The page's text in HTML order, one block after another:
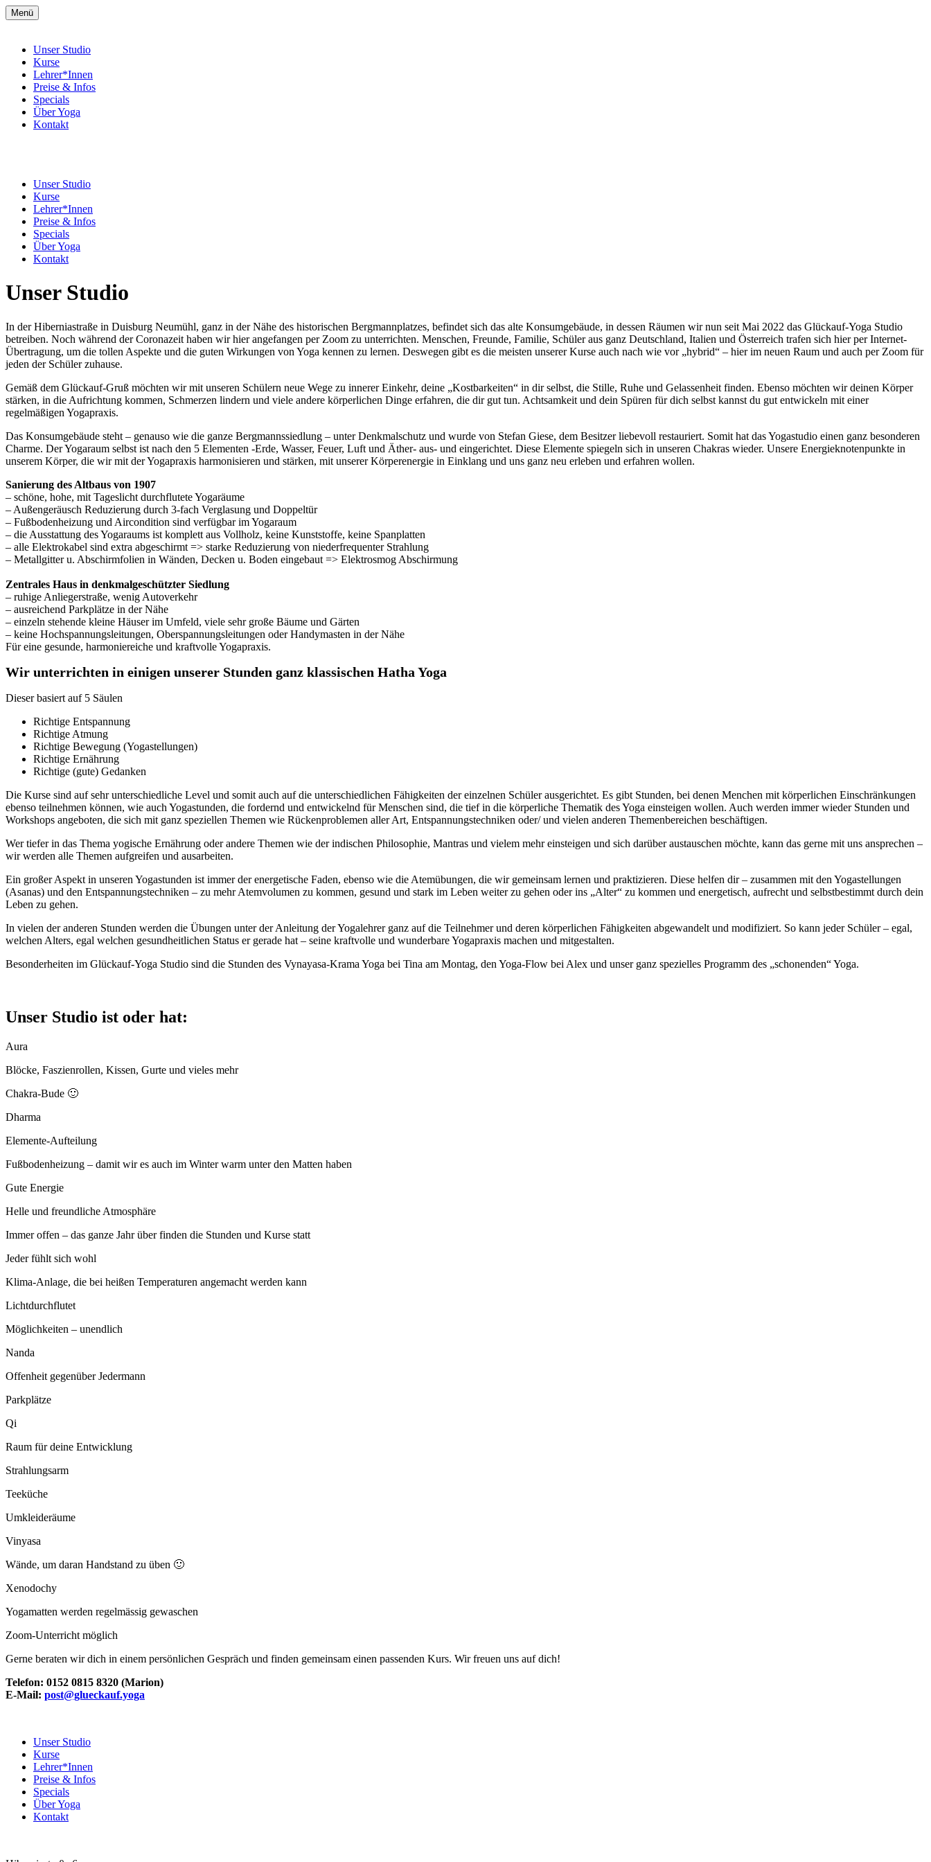
Menü
Unser Studio
Kurse
Lehrer*Innen
Preise & Infos
Specials
Über Yoga
Kontakt
Unser Studio
Kurse
Lehrer*Innen
Preise & Infos
Specials
Über Yoga
Kontakt
Unser Studio
In der Hiberniastraße in Duisburg Neumühl, ganz in der Nähe des historischen Bergmannplatzes, befindet sich das alte Konsumgebäude, in dessen Räumen wir nun seit Mai 2022 das Glückauf-Yoga Studio
betreiben. Noch während der Coronazeit haben wir hier angefangen per Zoom zu unterrichten. Menschen, Freunde, Familie, Schüler aus ganz Deutschland, Italien und Österreich trafen sich hier per Internet-
Übertragung, um die tollen Aspekte und die guten Wirkungen von Yoga kennen zu lernen. Deswegen gibt es die meisten unserer Kurse auch nach wie vor „hybrid“ – hier im neuen Raum und auch per Zoom für
jeden der Schüler zuhause.
Gemäß dem Glückauf-Gruß möchten wir mit unseren Schülern neue Wege zu innerer Einkehr, deine „Kostbarkeiten“ in dir selbst, die Stille, Ruhe und Gelassenheit finden. Ebenso möchten wir deinen Körper
stärken, in die Aufrichtung kommen, Schmerzen lindern und viele andere körperlichen Dinge erfahren, die dir gut tun. Achtsamkeit und dein Spüren für dich selbst kannst du gut entwickeln mit einer
regelmäßigen Yogapraxis.
Das Konsumgebäude steht – genauso wie die ganze Bergmannssiedlung – unter Denkmalschutz und wurde von Stefan Giese, dem Besitzer liebevoll restauriert. Somit hat das Yogastudio einen ganz besonderen
Charme. Der Yogaraum selbst ist nach den 5 Elementen -Erde, Wasser, Feuer, Luft und Äther- aus- und eingerichtet. Diese Elemente spiegeln sich in unseren Chakras wieder. Unsere Energieknotenpunkte in
unserem Körper, die wir mit der Yogapraxis harmonisieren und stärken, mit unserer Körperenergie in Einklang und uns ganz neu erleben und erfahren wollen.
Sanierung des Altbaus von 1907
– schöne, hohe, mit Tageslicht durchflutete Yogaräume
– Außengeräusch Reduzierung durch 3-fach Verglasung und Doppeltür
– Fußbodenheizung und Aircondition sind verfügbar im Yogaraum
– die Ausstattung des Yogaraums ist komplett aus Vollholz, keine Kunststoffe, keine Spanplatten
– alle Elektrokabel sind extra abgeschirmt => starke Reduzierung von niederfrequenter Strahlung
– Metallgitter u. Abschirmfolien in Wänden, Decken u. Boden eingebaut => Elektrosmog Abschirmung
Zentrales Haus in denkmalgeschützter Siedlung
– ruhige Anliegerstraße, wenig Autoverkehr
– ausreichend Parkplätze in der Nähe
– einzeln stehende kleine Häuser im Umfeld, viele sehr große Bäume und Gärten
– keine Hochspannungsleitungen, Oberspannungsleitungen oder Handymasten in der Nähe
Für eine gesunde, harmoniereiche und kraftvolle Yogapraxis.
Wir unterrichten in einigen unserer Stunden ganz klassischen Hatha Yoga
Dieser basiert auf 5 Säulen
Richtige Entspannung
Richtige Atmung
Richtige Bewegung (Yogastellungen)
Richtige Ernährung
Richtige (gute) Gedanken
Die Kurse sind auf sehr unterschiedliche Level und somit auch auf die unterschiedlichen Fähigkeiten der einzelnen Schüler ausgerichtet. Es gibt Stunden, bei denen Menchen mit körperlichen Einschränkungen
ebenso teilnehmen können, wie auch Yogastunden, die fordernd und entwickelnd für Menschen sind, die tief in die körperliche Thematik des Yoga einsteigen wollen. Auch werden immer wieder Stunden und
Workshops angeboten, die sich mit ganz speziellen Themen wie Rückenproblemen aller Art, Entspannungstechniken oder/ und vielen anderen Themenbereichen beschäftigen.
Wer tiefer in das Thema yogische Ernährung oder andere Themen wie der indischen Philosophie, Mantras und vielem mehr einsteigen und sich darüber austauschen möchte, kann das gerne mit uns ansprechen –
wir werden alle Themen aufgreifen und ausarbeiten.
Ein großer Aspekt in unseren Yogastunden ist immer der energetische Faden, ebenso wie die Atemübungen, die wir gemeinsam lernen und praktizieren. Diese helfen dir – zusammen mit den Yogastellungen
(Asanas) und den Entspannungstechniken – zu mehr Atemvolumen zu kommen, gesund und stark im Leben weiter zu gehen oder ins „Alter“ zu kommen und energetisch, aufrecht und selbstbestimmt durch dein
Leben zu gehen.
In vielen der anderen Stunden werden die Übungen unter der Anleitung der Yogalehrer ganz auf die Teilnehmer und deren körperlichen Fähigkeiten abgewandelt und modifiziert. So kann jeder Schüler – egal,
welchen Alters, egal welchen gesundheitlichen Status er gerade hat – seine kraftvolle und wunderbare Yogapraxis machen und mitgestalten.
Besonderheiten im Glückauf-Yoga Studio sind die Stunden des Vynayasa-Krama Yoga bei Tina am Montag, den Yoga-Flow bei Alex und unser ganz spezielles Programm des „schonenden“ Yoga.
Unser Studio ist oder hat:
Aura
Blöcke, Faszienrollen, Kissen, Gurte und vieles mehr
Chakra-Bude 🙂
Dharma
Elemente-Aufteilung
Fußbodenheizung – damit wir es auch im Winter warm unter den Matten haben
Gute Energie
Helle und freundliche Atmosphäre
Immer offen – das ganze Jahr über finden die Stunden und Kurse statt
Jeder fühlt sich wohl
Klima-Anlage, die bei heißen Temperaturen angemacht werden kann
Lichtdurchflutet
Möglichkeiten – unendlich
Nanda
Offenheit gegenüber Jedermann
Parkplätze
Qi
Raum für deine Entwicklung
Strahlungsarm
Teeküche
Umkleideräume
Vinyasa
Wände, um daran Handstand zu üben 🙂
Xenodochy
Yogamatten werden regelmässig gewaschen
Zoom-Unterricht möglich
Gerne beraten wir dich in einem persönlichen Gespräch und finden gemeinsam einen passenden Kurs. Wir freuen uns auf dich!
Telefon: 0152 0815 8320 (Marion)
E-Mail: post@glueckauf.yoga
Unser Studio
Kurse
Lehrer*Innen
Preise & Infos
Specials
Über Yoga
Kontakt